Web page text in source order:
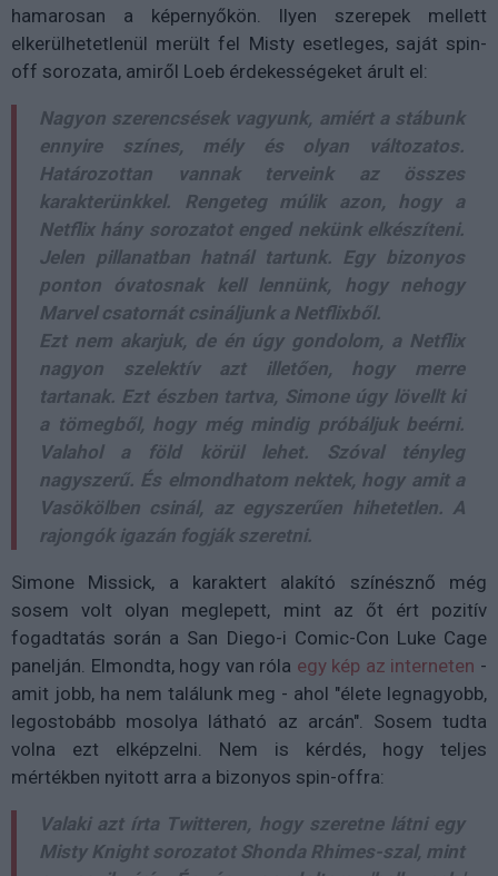
hamarosan a képernyőkön. Ilyen szerepek mellett
elkerülhetetlenül merült fel Misty esetleges, saját spin-
off sorozata, amiről Loeb érdekességeket árult el:
Nagyon szerencsések vagyunk, amiért a stábunk
ennyire színes, mély és olyan változatos.
Határozottan vannak terveink az összes
karakterünkkel. Rengeteg múlik azon, hogy a
Netflix hány sorozatot enged nekünk elkészíteni.
Jelen pillanatban hatnál tartunk. Egy bizonyos
ponton óvatosnak kell lennünk, hogy nehogy
Marvel csatornát csináljunk a Netflixből.
Ezt nem akarjuk, de én úgy gondolom, a Netflix
nagyon szelektív azt illetően, hogy merre
tartanak. Ezt észben tartva, Simone úgy lövellt ki
a tömegből, hogy még mindig próbáljuk beérni.
Valahol a föld körül lehet. Szóval tényleg
nagyszerű. És elmondhatom nektek, hogy amit a
Vasökölben csinál, az egyszerűen hihetetlen. A
rajongók igazán fogják szeretni.
Simone Missick, a karaktert alakító színésznő még
sosem volt olyan meglepett, mint az őt ért pozitív
fogadtatás során a San Diego-i Comic-Con Luke Cage
panelján. Elmondta, hogy van róla egy kép az interneten -
amit jobb, ha nem találunk meg - ahol "élete legnagyobb,
legostobább mosolya látható az arcán". Sosem tudta
volna ezt elképzelni. Nem is kérdés, hogy teljes
mértékben nyitott arra a bizonyos spin-offra:
Valaki azt írta Twitteren, hogy szeretne látni egy
Misty Knight sorozatot Shonda Rhimes-szal, mint